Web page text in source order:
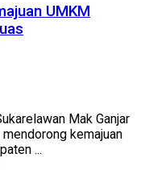
UMKM
Mak Ganjar
kemajuan
...